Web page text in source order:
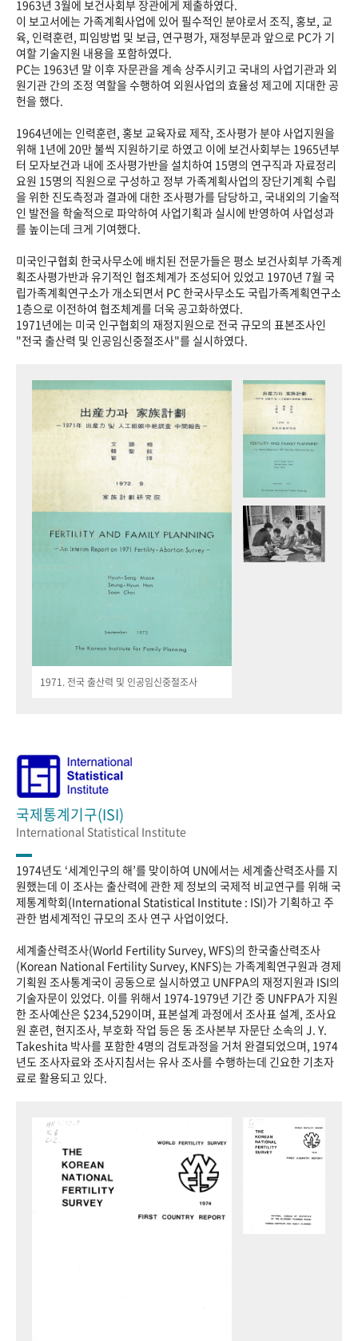
1963년 3월에 보건사회부 장관에게 제출하였다.
이 보고서에는 가족계획사업에 있어 필수적인 분야로서 조직, 홍보, 교
육, 인력훈련, 피임방법 및 보급, 연구평가, 재정부문과 앞으로 PC가 기
여할 기술지원 내용을 포함하였다.
PC는 1963년 말 이후 자문관을 계속 상주시키고 국내의 사업기관과 외
원기관 간의 조정 역할을 수행하여 외원사업의 효율성 제고에 지대한 공
헌을 했다.
1964년에는 인력훈련, 홍보 교육자료 제작, 조사평가 분야 사업지원을
위해 1년에 20만 불씩 지원하기로 하였고 이에 보건사회부는 1965년부
터 모자보건과 내에 조사평가반을 설치하여 15명의 연구직과 자료정리
요원 15명의 직원으로 구성하고 정부 가족계획사업의 장단기계획 수립
을 위한 진도측정과 결과에 대한 조사평가를 담당하고, 국내외의 기술적
인 발전을 학술적으로 파악하여 사업기획과 실시에 반영하여 사업성과
를 높이는데 크게 기여했다.
미국인구협회 한국사무소에 배치된 전문가들은 평소 보건사회부 가족계
획조사평가반과 유기적인 협조체계가 조성되어 있었고 1970년 7월 국
립가족계획연구소가 개소되면서 PC 한국사무소도 국립가족계획연구소
1층으로 이전하여 협조체계를 더욱 공고화하였다.
1971년에는 미국 인구협회의 재정지원으로 전국 규모의 표본조사인
"전국 출산력 및 인공임신중절조사"를 실시하였다.
1971. 전국 출산력 및 인공임신중절조사
국제통계기구(ISI)
International Statistical Institute
1974년도 ‘세계인구의 해’를 맞이하여 UN에서는 세계출산력조사를 지
원했는데 이 조사는 출산력에 관한 제 정보의 국제적 비교연구를 위해 국
제통계학회(International Statistical Institute : ISI)가 기획하고 주
관한 범세계적인 규모의 조사 연구 사업이었다.
세계출산력조사(World Fertility Survey, WFS)의 한국출산력조사
(Korean National Fertility Survey, KNFS)는 가족계획연구원과 경제
기획원 조사통계국이 공동으로 실시하였고 UNFPA의 재정지원과 ISI의
기술자문이 있었다. 이를 위해서 1974-1979년 기간 중 UNFPA가 지원
한 조사예산은 $234,529이며, 표본설계 과정에서 조사표 설계, 조사요
원 훈련, 현지조사, 부호화 작업 등은 동 조사본부 자문단 소속의 J. Y.
Takeshita 박사를 포함한 4명의 검토과정을 거처 완결되었으며, 1974
년도 조사자료와 조사지침서는 유사 조사를 수행하는데 긴요한 기초자
료로 활용되고 있다.